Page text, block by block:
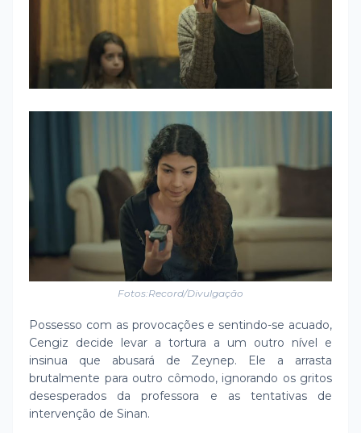
Fotos:Record/Divulgação
Possesso com as provocações e sentindo-se acuado,
Cengiz decide levar a tortura a um outro nível e
insinua que abusará de Zeynep. Ele a arrasta
brutalmente para outro cômodo, ignorando os gritos
desesperados da professora e as tentativas de
intervenção de Sinan.